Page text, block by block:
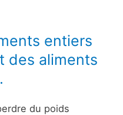
entiers
des aliments
du poids